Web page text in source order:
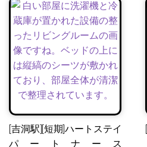
[吉洞駅][短期]ハートステイ
パートナース